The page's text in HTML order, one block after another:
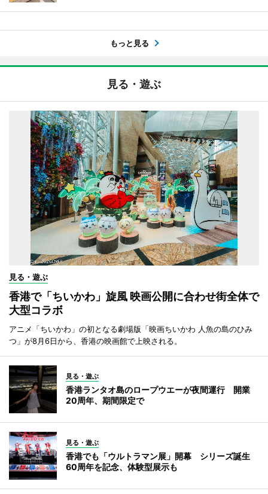
もっと見る
見る・遊ぶ
見る・遊ぶ
香港で「ちいかわ」旋風 映画公開に合わせ街全体で
大型コラボ
アニメ「ちいかわ」の初となる劇場版「映画ちいかわ 人魚の島のひみ
つ」が8月6日から、香港の映画館で上映される。
見る・遊ぶ
香港ランタオ島のロープウエーが夜間運行 開業
20周年、期間限定で
見る・遊ぶ
香港でも「ウルトラマン展」開幕 シリーズ誕生
60周年を記念、体験型展示も